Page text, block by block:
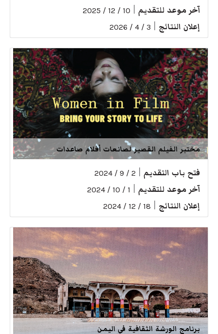
آخر موعد للتقديم 10 / 12 / 2025
إعلان النتائج 3 / 4 / 2026
مختبر الفيلم القصير لصانعات أفلام صاعدات
فتح باب التقديم 2 / 9 / 2024
آخر موعد للتقديم 1 / 10 / 2024
إعلان النتائج 18 / 12 / 2024
برنامج الورشة الثقافية في اليمن